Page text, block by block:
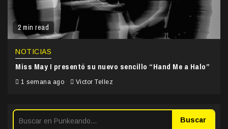
2 min read
NOTICIAS
Miss May I presentó su nuevo sencillo “Hand Me a Halo”
1 semana ago Victor Tellez
Buscar